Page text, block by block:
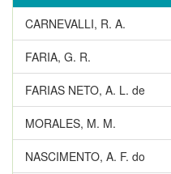
CARNEVALLI, R. A.
FARIA, G. R.
FARIAS NETO, A. L. de
MORALES, M. M.
NASCIMENTO, A. F. do